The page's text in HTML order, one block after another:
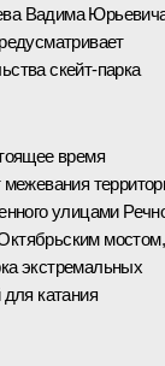
Вадима
скейт-парка
время
межевания
улицами
мостом,
экстремальных
катания